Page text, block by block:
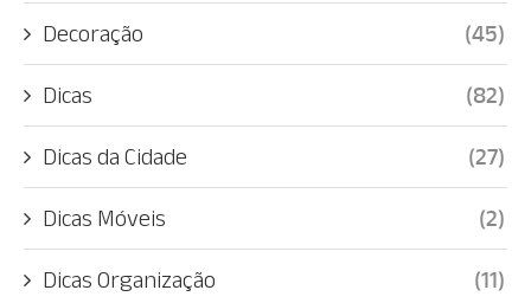
Decoração (45)
Dicas (82)
Dicas da Cidade (27)
Dicas Móveis (2)
Dicas Organização (11)